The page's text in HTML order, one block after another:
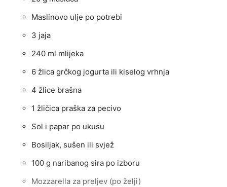
Maslinovo ulje po potrebi
3 jaja
240 ml mlijeka
6 žlica grčkog jogurta ili kiselog vrhnja
4 žlice brašna
1 žličica praška za pecivo
Sol i papar po ukusu
Bosiljak, sušen ili svjež
100 g naribanog sira po izboru
Mozzarella za preljev (po želji)